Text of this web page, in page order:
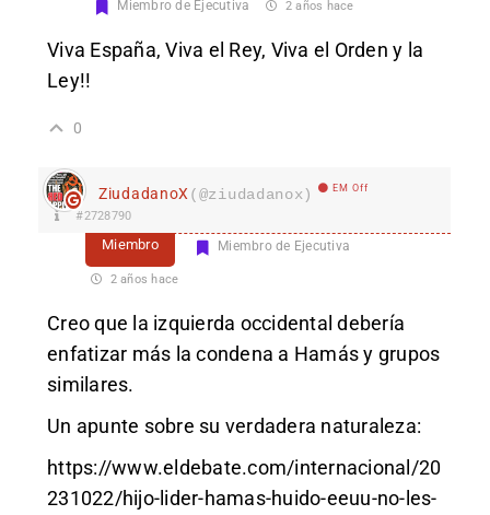
Miembro de Ejecutiva 2 años hace
Viva España, Viva el Rey, Viva el Orden y la
Ley!!
0
ZiudadanoX (@ziudadanox) EM Off
#2728790
Miembro Miembro de Ejecutiva
2 años hace
Creo que la izquierda occidental debería
enfatizar más la condena a Hamás y grupos
similares.
Un apunte sobre su verdadera naturaleza:
https://www.eldebate.com/internacional/20
231022/hijo-lider-hamas-huido-eeuu-no-les-